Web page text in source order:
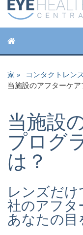
家
コンタクトレン
当施設のアフターケ
当施設
プログ
は？
レンズだ
社のアフ
あなたの目